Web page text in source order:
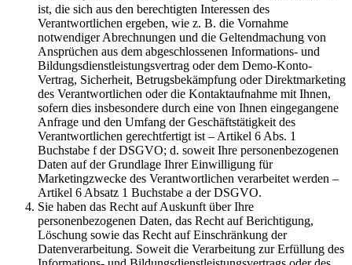
ist, die sich aus den berechtigten Interessen des
Verantwortlichen ergeben, wie z. B. die Vornahme
notwendiger Abrechnungen und die Geltendmachung von
Ansprüchen aus dem abgeschlossenen Informations- und
Bildungsdienstleistungsvertrag oder dem Demo-Konto-
Vertrag, Sicherheit, Betrugsbekämpfung oder Direktmarketing
des Verantwortlichen oder die Kontaktaufnahme mit Ihnen,
sofern dies insbesondere durch eine von Ihnen eingegangene
Anfrage und den Umfang der Geschäftstätigkeit des
Verantwortlichen gerechtfertigt ist – Artikel 6 Abs. 1
Buchstabe f der DSGVO; d. soweit Ihre personenbezogenen
Daten auf der Grundlage Ihrer Einwilligung für
Marketingzwecke des Verantwortlichen verarbeitet werden –
Artikel 6 Absatz 1 Buchstabe a der DSGVO.
Sie haben das Recht auf Auskunft über Ihre
personenbezogenen Daten, das Recht auf Berichtigung,
Löschung sowie das Recht auf Einschränkung der
Datenverarbeitung. Soweit die Verarbeitung zur Erfüllung des